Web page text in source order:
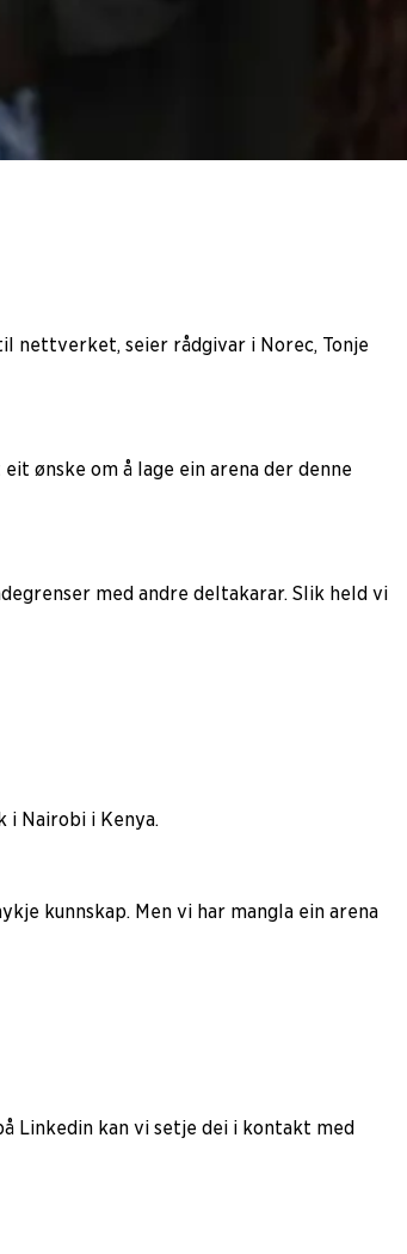
nettverket, seier rådgivar i Norec, Tonje
ønske om å lage ein arena der denne
med andre deltakarar. Slik held vi
i Nairobi i Kenya.
kunnskap. Men vi har mangla ein arena
Linkedin kan vi setje dei i kontakt med